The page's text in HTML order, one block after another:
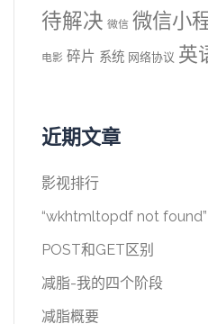
待解决 微信 微信小
电影 碎片 系统 网络协议 英
近期文章
影视排行
“wkhtmltopdf not
POST和GET区别
减脂-我的四个阶段
减脂概要